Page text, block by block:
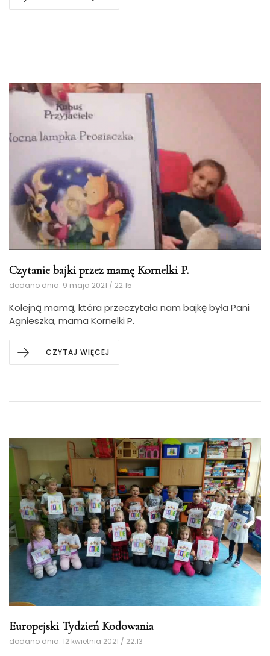
Czytanie bajki przez mamę Kornelki P.
dodano dnia: 9 maja 2021 / 22:15
Kolejną mamą, która przeczytała nam bajkę była Pani
Agnieszka, mama Kornelki P.
CZYTAJ WIĘCEJ
Europejski Tydzień Kodowania
dodano dnia: 12 kwietnia 2021 / 22:13